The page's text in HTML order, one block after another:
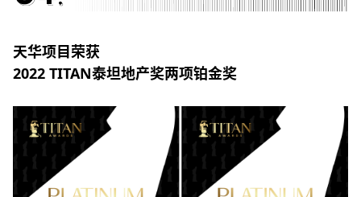
天华项目荣获
2022 TITAN泰坦地产奖两项铂金奖